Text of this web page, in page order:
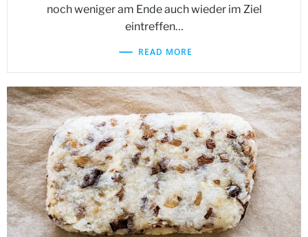
noch weniger am Ende auch wieder im Ziel
eintreffen…
READ MORE